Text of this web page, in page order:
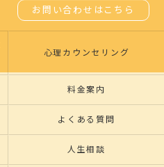
お問い合わせはこちら
心理カウンセリング
料金案内
よくある質問
人生相談